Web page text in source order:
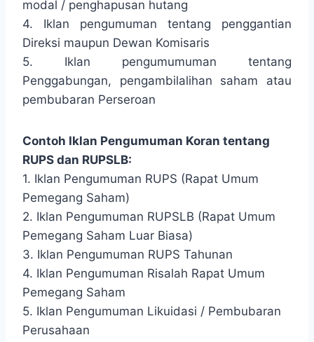
modal / penghapusan hutang
4. Iklan pengumuman tentang penggantian
Direksi maupun Dewan Komisaris
5. Iklan pengumumuman tentang
Penggabungan, pengambilalihan saham atau
pembubaran Perseroan
Contoh Iklan Pengumuman Koran tentang
RUPS dan RUPSLB:
1. Iklan Pengumuman RUPS (Rapat Umum
Pemegang Saham)
2. Iklan Pengumuman RUPSLB (Rapat Umum
Pemegang Saham Luar Biasa)
3. Iklan Pengumuman RUPS Tahunan
4. Iklan Pengumuman Risalah Rapat Umum
Pemegang Saham
5. Iklan Pengumuman Likuidasi / Pembubaran
Perusahaan